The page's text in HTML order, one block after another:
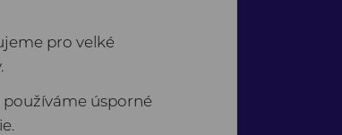
pro velké
úsporné